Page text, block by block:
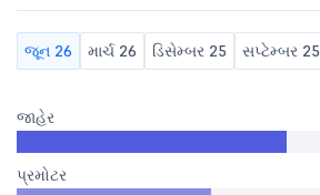
જૂન 26 માર્ચ 26 ડિસેમ્બર 25 સપ્ટેમ્બર 25
જાહેર
પ્રમોટર